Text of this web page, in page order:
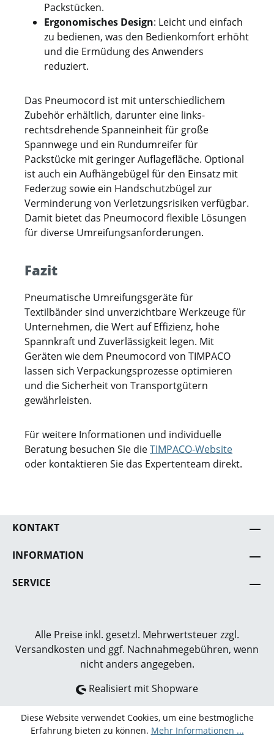
Packstücken.
Ergonomisches Design: Leicht und einfach
zu bedienen, was den Bedienkomfort erhöht
und die Ermüdung des Anwenders
reduziert.
Das Pneumocord ist mit unterschiedlichem
Zubehör erhältlich, darunter eine links-
rechtsdrehende Spanneinheit für große
Spannwege und ein Rundumreifer für
Packstücke mit geringer Auflagefläche. Optional
ist auch ein Aufhängebügel für den Einsatz mit
Federzug sowie ein Handschutzbügel zur
Verminderung von Verletzungsrisiken verfügbar.
Damit bietet das Pneumocord flexible Lösungen
für diverse Umreifungsanforderungen.
Fazit
Pneumatische Umreifungsgeräte für
Textilbänder sind unverzichtbare Werkzeuge für
Unternehmen, die Wert auf Effizienz, hohe
Spannkraft und Zuverlässigkeit legen. Mit
Geräten wie dem Pneumocord von TIMPACO
lassen sich Verpackungsprozesse optimieren
und die Sicherheit von Transportgütern
gewährleisten.
Für weitere Informationen und individuelle
Beratung besuchen Sie dieTIMPACO-Website
oder kontaktieren Sie das Expertenteam direkt.
KONTAKT
INFORMATION
SERVICE
Alle Preise inkl. gesetzl. Mehrwertsteuer zzgl.
Versandkosten und ggf. Nachnahmegebühren, wenn
nicht anders angegeben.
Realisiert mit Shopware
Diese Website verwendet Cookies, um eine bestmögliche
Erfahrung bieten zu können. Mehr Informationen ...